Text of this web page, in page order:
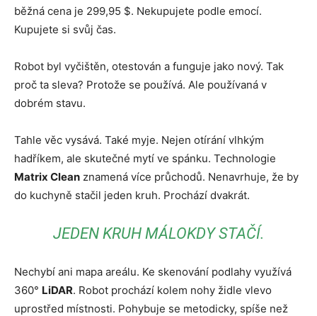
běžná cena je 299,95 $. Nekupujete podle emocí.
Kupujete si svůj čas.
Robot byl vyčištěn, otestován a funguje jako nový. Tak
proč ta sleva? Protože se používá. Ale používaná v
dobrém stavu.
Tahle věc vysává. Také myje. Nejen otírání vlhkým
hadříkem, ale skutečné mytí ve spánku. Technologie
Matrix Clean znamená více průchodů. Nenavrhuje, že by
do kuchyně stačil jeden kruh. Prochází dvakrát.
JEDEN KRUH MÁLOKDY STAČÍ.
Nechybí ani mapa areálu. Ke skenování podlahy využívá
360° LiDAR. Robot prochází kolem nohy židle vlevo
uprostřed místnosti. Pohybuje se metodicky, spíše než